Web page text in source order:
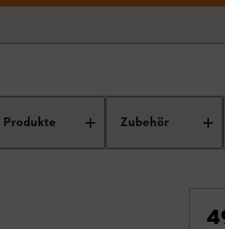
Produkte Zubehör